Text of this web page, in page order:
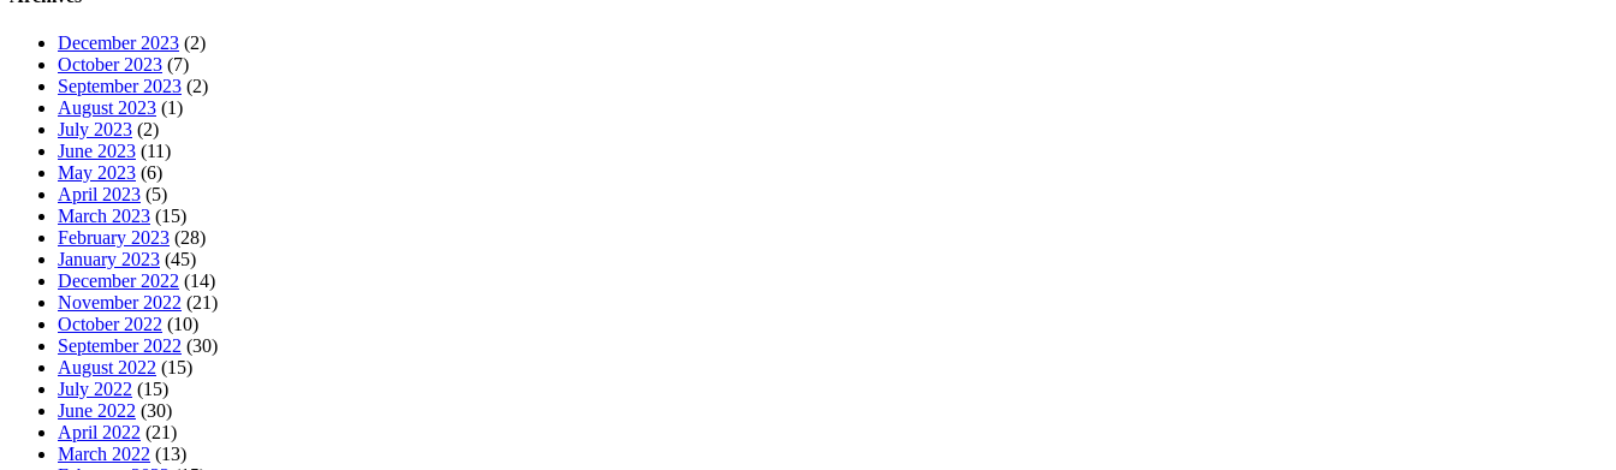
December 2023 (2)
October 2023 (7)
September 2023 (2)
August 2023 (1)
July 2023 (2)
June 2023 (11)
May 2023 (6)
April 2023 (5)
March 2023 (15)
February 2023 (28)
January 2023 (45)
December 2022 (14)
November 2022 (21)
October 2022 (10)
September 2022 (30)
August 2022 (15)
July 2022 (15)
June 2022 (30)
April 2022 (21)
March 2022 (13)